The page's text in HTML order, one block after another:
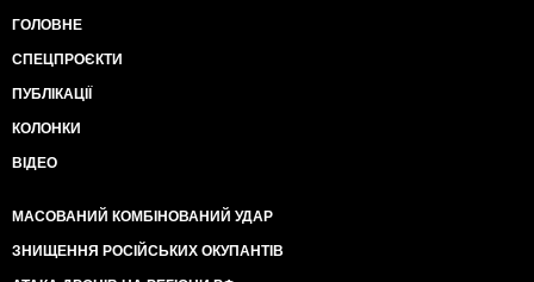
ГОЛОВНЕ
СПЕЦПРОЄКТИ
ПУБЛІКАЦІЇ
КОЛОНКИ
ВІДЕО
МАСОВАНИЙ КОМБІНОВАНИЙ УДАР
ЗНИЩЕННЯ РОСІЙСЬКИХ ОКУПАНТІВ